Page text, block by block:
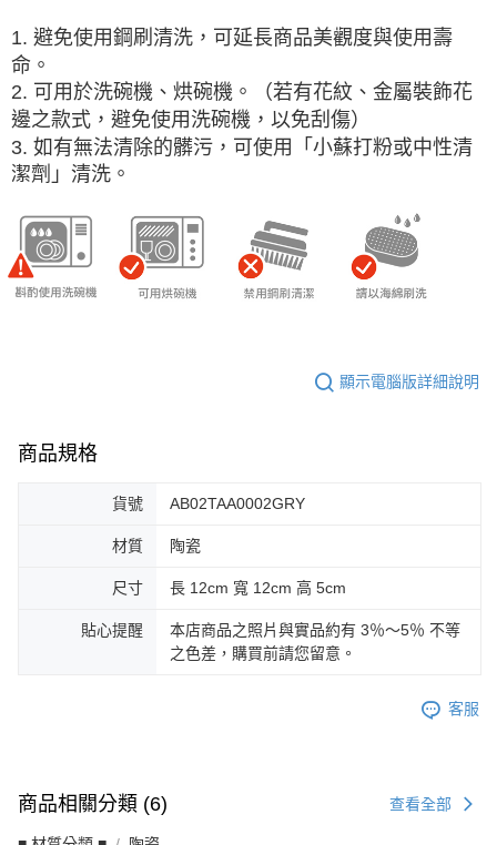
1. 避免使用鋼刷清洗，可延長商品美觀度與使用壽
命。
2. 可用於洗碗機、烘碗機。（若有花紋、金屬裝飾花
邊之款式，避免使用洗碗機，以免刮傷）
3. 如有無法清除的髒污，可使用「小蘇打粉或中性清
潔劑」清洗。
顯示電腦版詳細說明
商品規格
貨號 AB02TAA0002GRY
材質 陶瓷
尺寸 長 12cm 寬 12cm 高 5cm
貼心提醒
本店商品之照片與實品約有 3％～5％ 不等
之色差，購買前請您留意。
客服
商品相關分類 (6) 查看全部